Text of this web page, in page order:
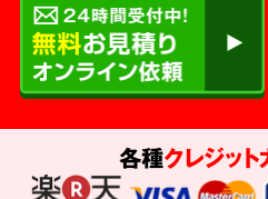
各種クレジッ